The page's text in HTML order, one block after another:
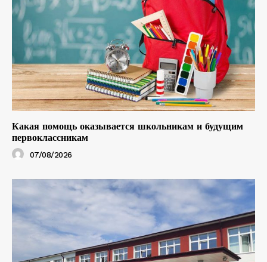
Какая помощь оказывается школьникам и будущим
первоклассникам
07/08/2026